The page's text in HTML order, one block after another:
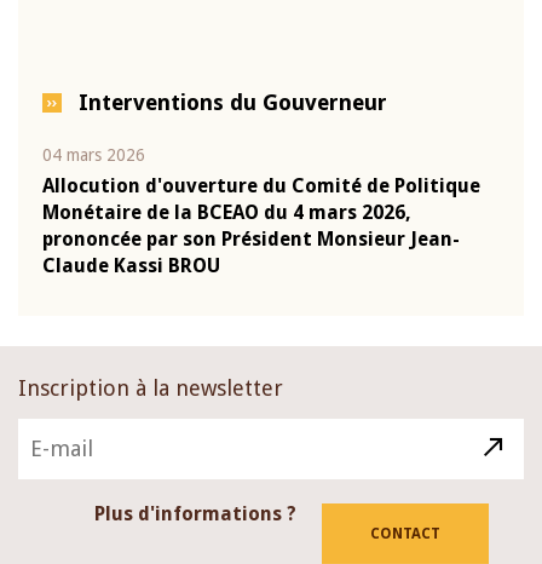
Interventions du Gouverneur
04 mars 2026
Allocution d'ouverture du Comité de Politique
Monétaire de la BCEAO du 4 mars 2026,
prononcée par son Président Monsieur Jean-
Claude Kassi BROU
Inscription à la newsletter
Plus d'informations ?
CONTACT